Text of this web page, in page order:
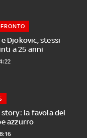
Djokovic, stessi
a 25 anni
la favola del
azzurro